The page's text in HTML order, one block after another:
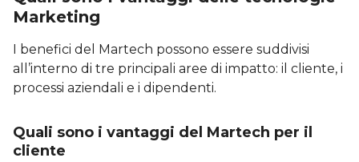
Marketing
I benefici del Martech possono essere suddivisi
all’interno di tre principali aree di impatto: il cliente, i
processi aziendali e i dipendenti.
Quali sono i vantaggi del Martech per il
cliente